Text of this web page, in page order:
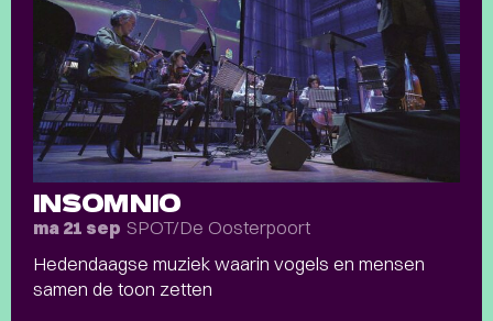
INSOMNIO
ma 21 sep SPOT/De Oosterpoort
Hedendaagse muziek waarin vogels en mensen
samen de toon zetten